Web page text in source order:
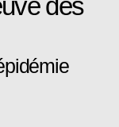
des